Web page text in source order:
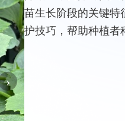
›
苗生长阶段的关键特
护技巧，帮助种植者